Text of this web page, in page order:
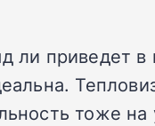
ли приведет в
тоже на